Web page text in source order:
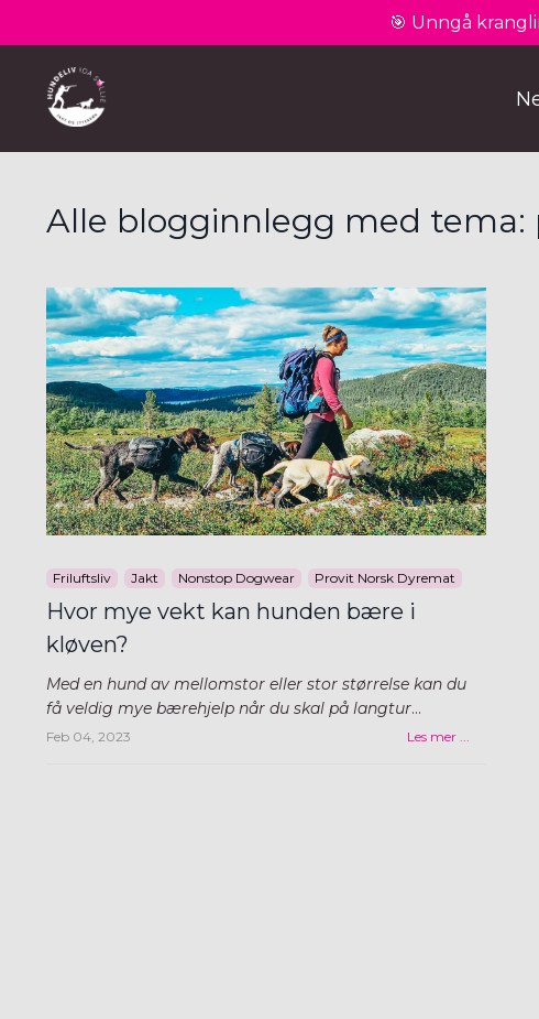
🎯 Unngå
Alle blogginnlegg med
Friluftsliv Jakt Nonstop Dogwear Provit Norsk Dyremat
Hvor mye vekt kan hunden bære i
kløven?
Med en hund av mellomstor eller stor størrelse kan du
få veldig mye bærehjelp når du skal på langtur...
Feb 04, 2023 Les mer ...